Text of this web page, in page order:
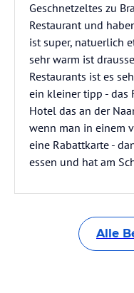
Geschnetzeltes zu
Restaurant und
ist super, natuerlich
sehr warm ist
Restaurants ist es
ein kleiner tipp - das
Hotel das an der
wenn man in einem
eine Rabattkarte -
essen und hat am
Alle